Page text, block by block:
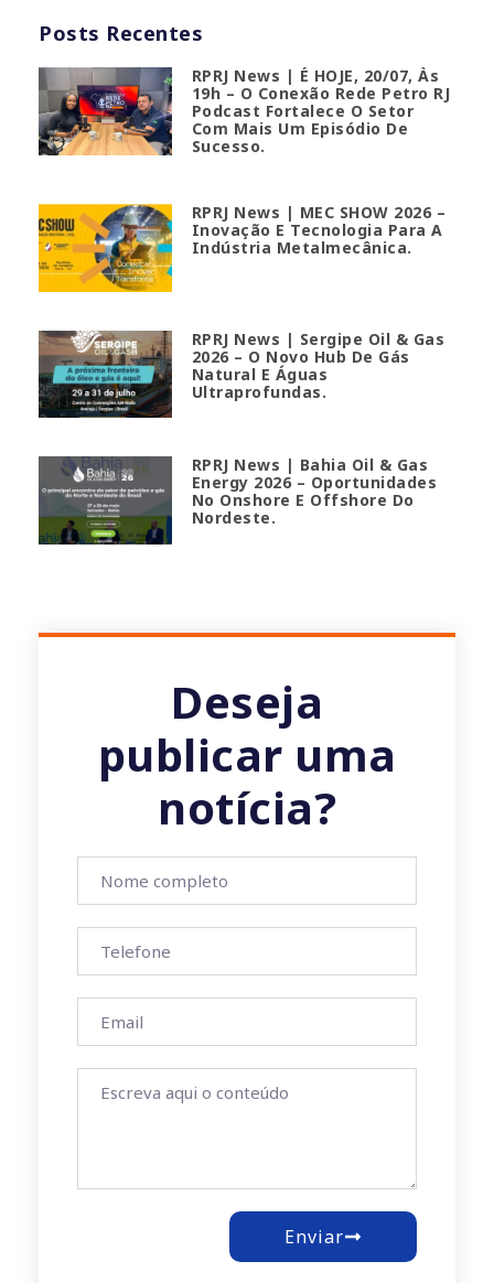
Posts Recentes
RPRJ News | É HOJE, 20/07, Às
19h – O Conexão Rede Petro RJ
Podcast Fortalece O Setor
Com Mais Um Episódio De
Sucesso.
RPRJ News | MEC SHOW 2026 –
Inovação E Tecnologia Para A
Indústria Metalmecânica.
RPRJ News | Sergipe Oil & Gas
2026 – O Novo Hub De Gás
Natural E Águas
Ultraprofundas.
RPRJ News | Bahia Oil & Gas
Energy 2026 – Oportunidades
No Onshore E Offshore Do
Nordeste.
Deseja
publicar uma
notícia?
Enviar